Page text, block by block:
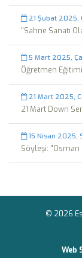
21 Şubat 2025,
"Sahne Sanatı
5 Mart 2025,
Öğretmen
21 Mart 2025,
21 Mart Down
15 Nisan 2025,
Söyleşi: "Osman
© 2026
Web